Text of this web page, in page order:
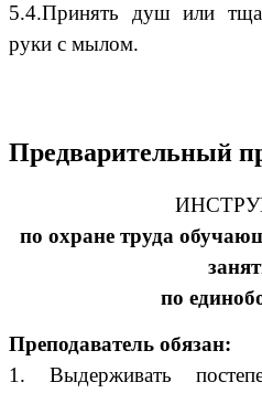
5.4.Принять душ или
руки с мылом.
Предварительный
по охране труда
по
Преподаватель обязан:
1. Выдерживать